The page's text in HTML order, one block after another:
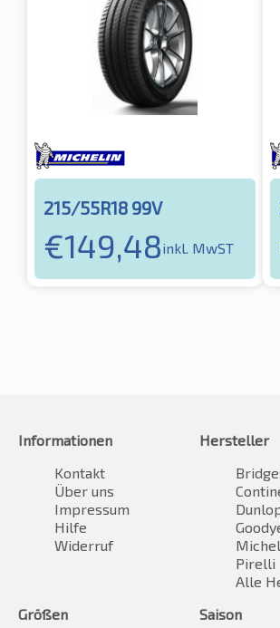
215/55R18 99V
€149,48inkl. MwST
Informationen
Kontakt
Über uns
Impressum
Hilfe
Widerruf
Hersteller
Pirelli
Alle
Größen
Saison